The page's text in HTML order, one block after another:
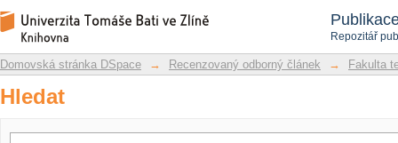
Repozitář
Hledat
Repozitář DSpace/Manakin
Domovská stránka DSpace → Recenzovaný odborný článek → Fakulta
Hledat